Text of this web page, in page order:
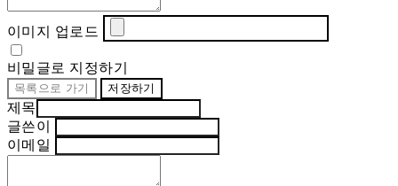
이미지 업로드
비밀글로 지정하기
목록으로 가기 저장하기
제목
글쓴이
이메일